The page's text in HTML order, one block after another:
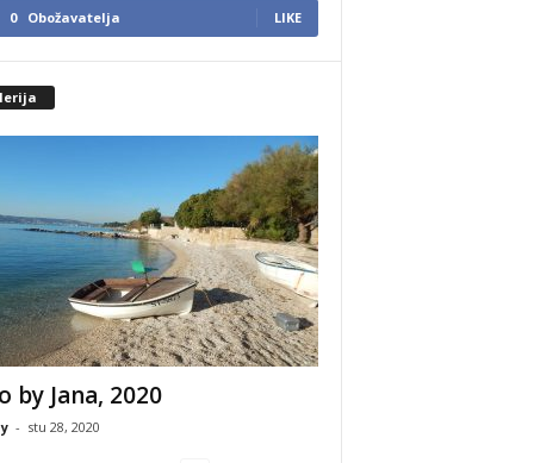
0 Obožavatelja LIKE
by Jana, 2020
- stu 28, 2020